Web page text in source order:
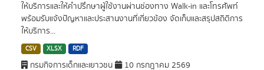
ให้บริการและให้คำปรึกษาผู้ใช้งานผ่านช่องทาง Walk-in และโทรศัพท์
พร้อมรับแจ้งปัญหาและประสานงานที่เกี่ยวข้อง จัดเก็บและสรุปสถิติการ
ให้บริการ...
CSV XLSX RDF
กรมกิจการเด็กและเยาวชน 10 กรกฎาคม 2569